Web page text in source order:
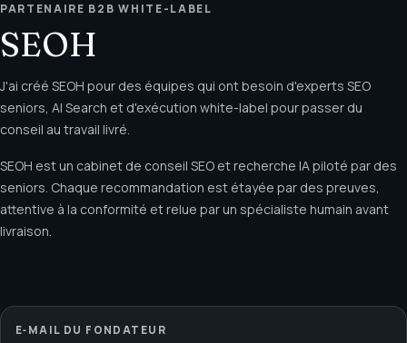
PARTENAIRE B2B WHITE-LABEL
SEOH
J'ai créé SEOH pour des équipes qui ont besoin d'experts SEO
seniors, AI Search et d'exécution white-label pour passer du
conseil au travail livré.
SEOH est un cabinet de conseil SEO et recherche IA piloté par des
seniors. Chaque recommandation est étayée par des preuves,
attentive à la conformité et relue par un spécialiste humain avant
livraison.
E‑MAIL DU FONDATEUR